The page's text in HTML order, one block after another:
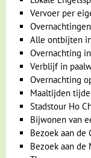
producten zijn
prima souvenirs
koffie op het
Let wel op dat je
Zuidoost-Azië! Na
Op weg naarMui
veranderende
Boeren drogen op
smaller wordt.
rijst in de lucht te
Vervoer per
Alle ontbijten
Overnachting
Verblijf in
Overnachting
Maaltijden
Stadstour Ho
Bijwonen van
Bezoek aan de
Bezoek aan